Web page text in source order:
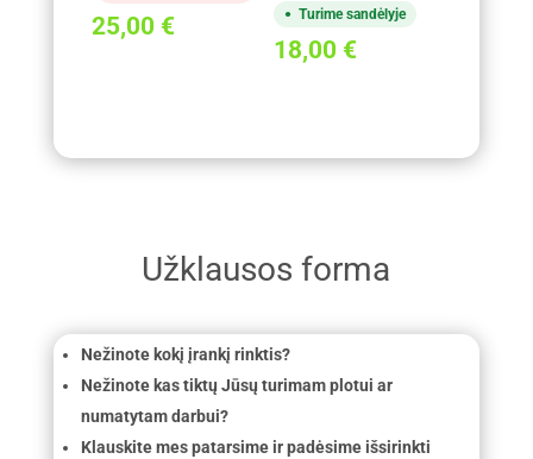
25,00 € Turime sandėlyje
18,00 €
Užklausos forma
Nežinote kokį įrankį rinktis?
Nežinote kas tiktų Jūsų turimam plotui ar
numatytam darbui?
Klauskite mes patarsime ir padėsime išsirinkti